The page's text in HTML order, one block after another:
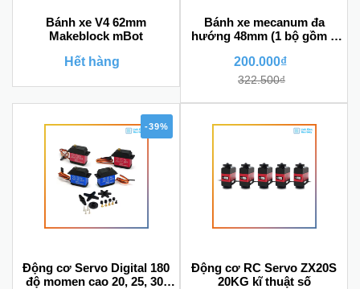
Bánh xe V4 62mm
Makeblock mBot
Hết hàng
Bánh xe mecanum đa
hướng 48mm (1 bộ gồm 4
xe)
200.000₫
322.500₫
-39%
Động cơ Servo Digital 180
độ momen cao 20, 25, 30,
Động cơ RC Servo ZX20S
20KG kĩ thuật số